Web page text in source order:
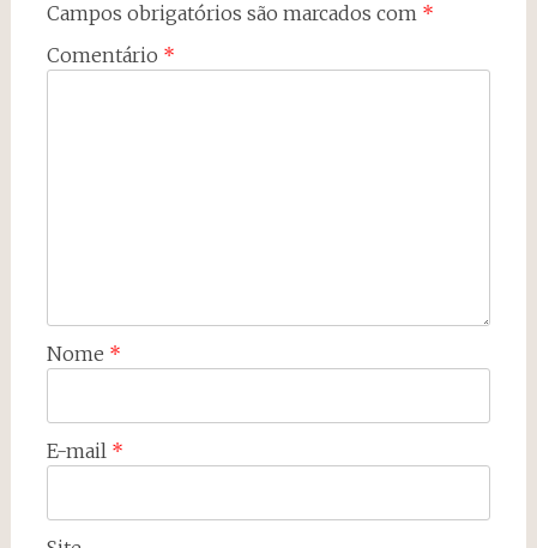
Campos obrigatórios são marcados com *
Comentário *
Nome *
E-mail *